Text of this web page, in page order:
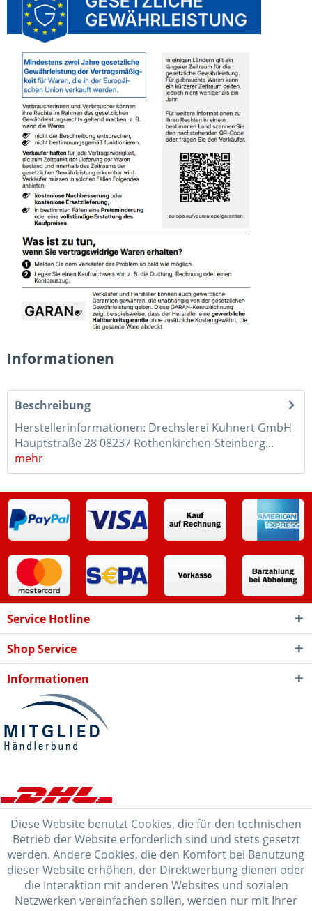
Informationen
Beschreibung
Herstellerinformationen: Drechslerei Kuhnert GmbH
Hauptstraße 28 08237 Rothenkirchen-Steinberg...
mehr
Service Hotline
Shop Service
Informationen
Diese Website benutzt Cookies, die für den technischen
Betrieb der Website erforderlich sind und stets gesetzt
werden. Andere Cookies, die den Komfort bei Benutzung
dieser Website erhöhen, der Direktwerbung dienen oder
die Interaktion mit anderen Websites und sozialen
Netzwerken vereinfachen sollen, werden nur mit Ihrer